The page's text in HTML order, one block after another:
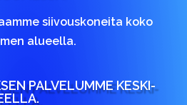
siivouskoneita koko
alueella.
PALVELUMME KESKI-